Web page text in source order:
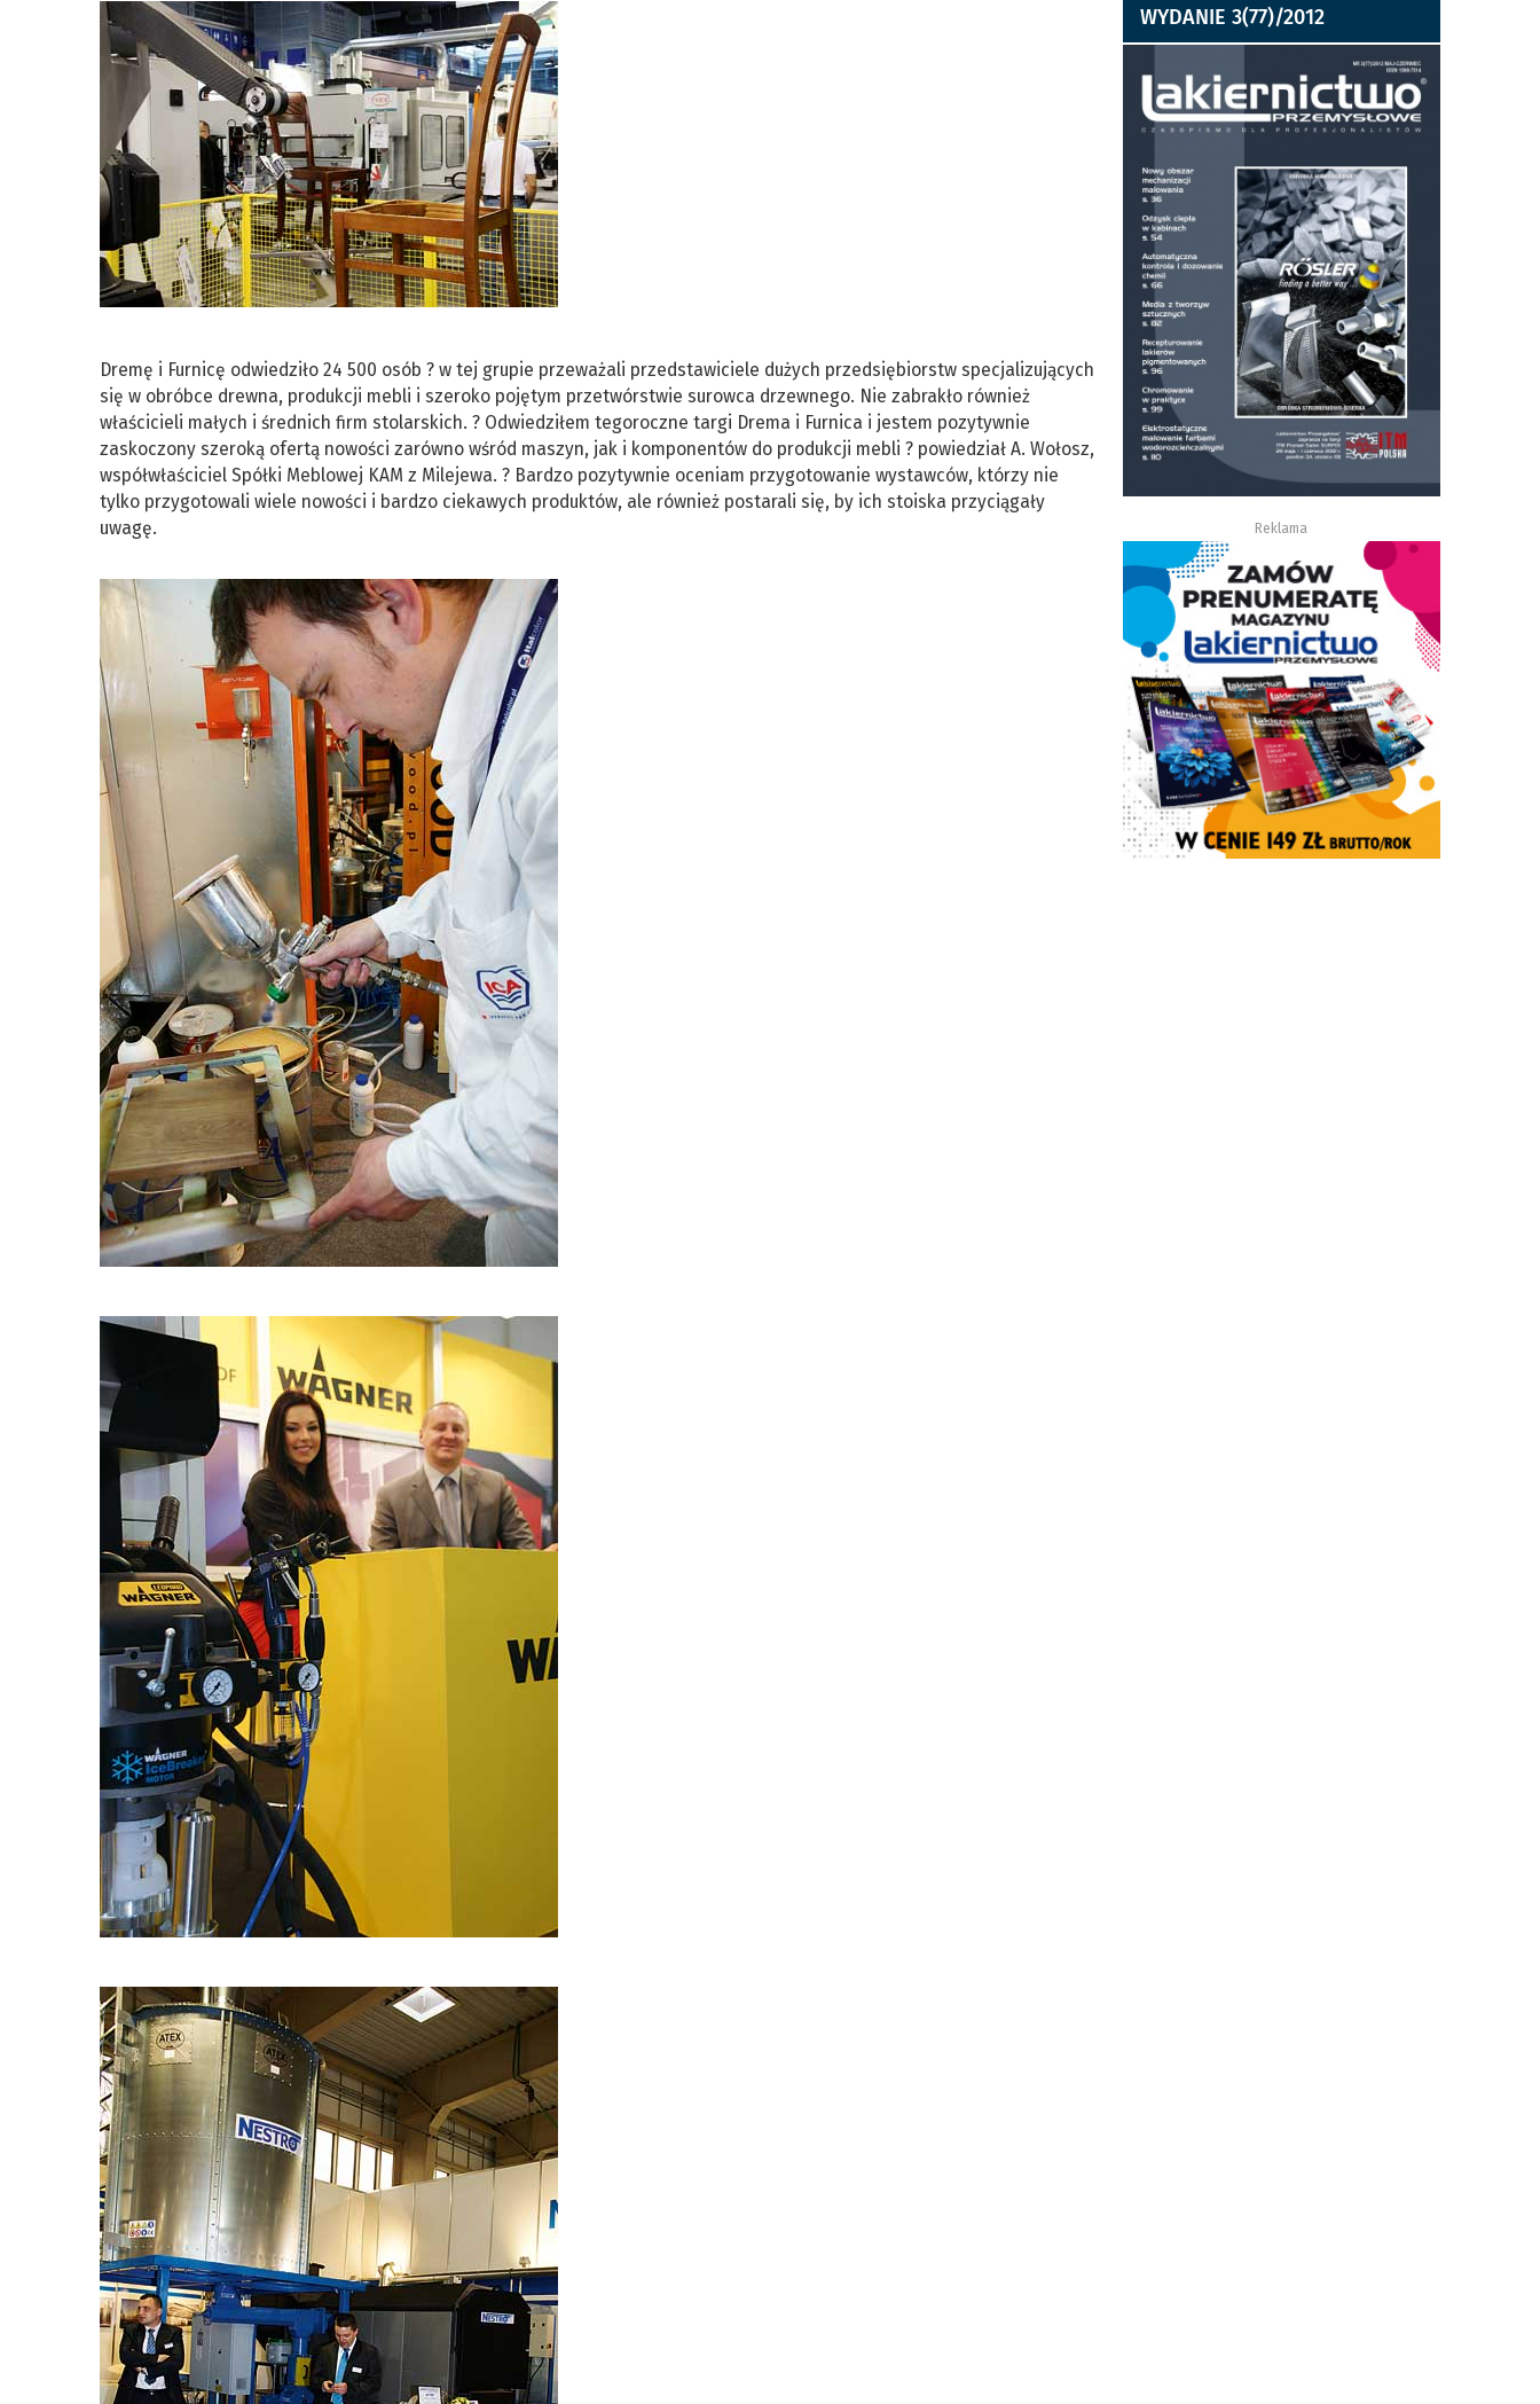
Dremę i Furnicę odwiedziło 24 500 osób ? w tej grupie przeważali przedstawiciele dużych przedsiębiorstw specjalizujących
się w obróbce drewna, produkcji mebli i szeroko pojętym przetwórstwie surowca drzewnego. Nie zabrakło również
właścicieli małych i średnich firm stolarskich. ? Odwiedziłem tegoroczne targi Drema i Furnica i jestem pozytywnie
zaskoczony szeroką ofertą nowości zarówno wśród maszyn, jak i komponentów do produkcji mebli ? powiedział A. Wołosz,
współwłaściciel Spółki Meblowej KAM z Milejewa. ? Bardzo pozytywnie oceniam przygotowanie wystawców, którzy nie
tylko przygotowali wiele nowości i bardzo ciekawych produktów, ale również postarali się, by ich stoiska przyciągały
uwagę.
WYDANIE 3(77)/2012
Reklama